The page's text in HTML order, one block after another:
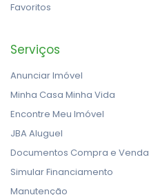
Favoritos
Serviços
Anunciar Imóvel
Minha Casa Minha Vida
Encontre Meu Imóvel
JBA Aluguel
Documentos Compra e Venda
Simular Financiamento
Manutenção